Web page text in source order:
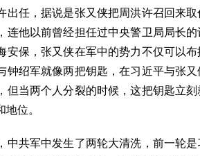
出任，据说是张又侠把周洪许召回来
连他以前曾经担任过中央警卫局局长
安保，张又侠在军中的势力不仅可以
钟绍军就像两把钥匙，在习近平与张
但当两个人分裂的时候，这把钥匙立
位。
中共军中发生了两轮大清洗，前一轮